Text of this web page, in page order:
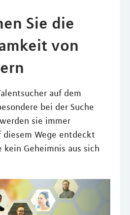
Sie die
von
auf dem
bei der Suche
sie immer
Wege entdeckt
Geheimnis aus sich